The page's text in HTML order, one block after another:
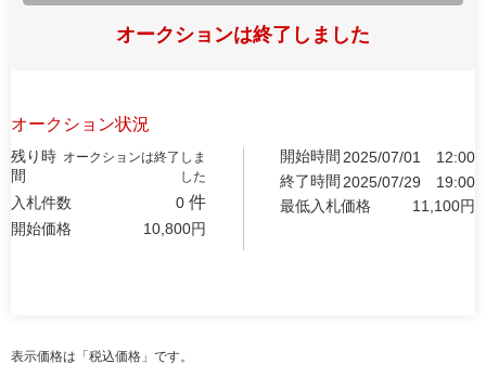
オークションは終了しました
オークション状況
残り時
間
オークションは終了しま
した
入札件数 0 件
開始価格 10,800円
開始時間 2025/07/01
12:00
終了時間 2025/07/29
19:00
最低入札価格
11,100円
表示価格は「税込価格」です。